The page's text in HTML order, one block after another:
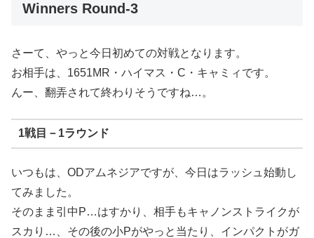
Winners Round-3
さーて、やっと今日初めての対戦となります。
お相手は、1651MR・ハイマス・C・キャミィです。
んー、翻弄されて終わりそうですね…。
1戦目－1ラウンド
いつもは、ODアムネジアですが、今日はラッシュ始動し
てみました。
そのまま引中P…はすかり、相手もキャノンストライクが
スカり…、その後の小Pがやっと当たり、インパクトがガ